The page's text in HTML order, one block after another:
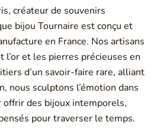
créateur de souvenirs
bijou Tournaire est conçu et
en France. Nos artisans
et les pierres précieuses en
d’un savoir-faire rare, alliant
nous sculptons l’émotion dans
offrir des bijoux intemporels,
pour traverser le temps.